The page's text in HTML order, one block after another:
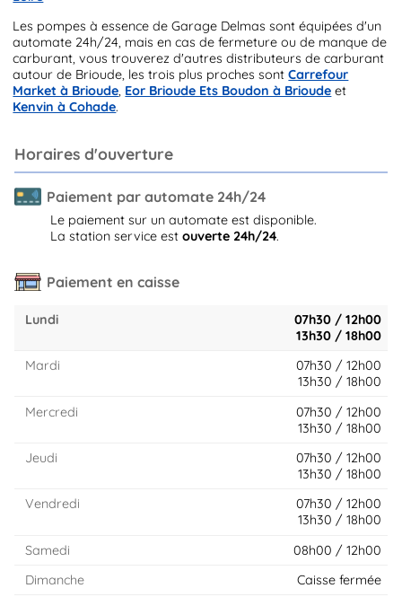
Les pompes à essence de Garage Delmas sont équipées d'un
automate 24h/24, mais en cas de fermeture ou de manque de
carburant, vous trouverez d'autres distributeurs de carburant
autour de Brioude, les trois plus proches sontCarrefour
Market à Brioude, Eor Brioude Ets Boudon à Brioude et
Kenvin à Cohade.
Horaires d'ouverture
Paiement par automate 24h/24
Le paiement sur un automate est disponible.
La station service est ouverte 24h/24.
Paiement en caisse
Lundi
07h30 / 12h00
13h30 / 18h00
Mardi
07h30 / 12h00
13h30 / 18h00
Mercredi
07h30 / 12h00
13h30 / 18h00
Jeudi
07h30 / 12h00
13h30 / 18h00
Vendredi
07h30 / 12h00
13h30 / 18h00
Samedi
08h00 / 12h00
Dimanche
Caisse fermée